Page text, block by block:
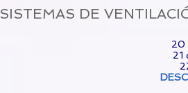
SISTEMAS DE
20
21